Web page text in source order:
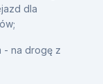
dla
- na drogę z